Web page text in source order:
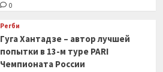
0
Регби
Гуга Хантадзе – автор лучшей
попытки в 13-м туре PARI
Чемпионата России